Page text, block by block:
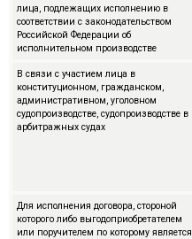
лица, подлежащих исполнению в
соответствии с законодательством
Российской Федерации об
исполнительном производстве
В связи с участием лица в
конституционном, гражданском,
административном, уголовном
судопроизводстве, судопроизводстве в
арбитражных судах
Для исполнения договора, стороной
которого либо выгодоприобретателем
или поручителем по которому является